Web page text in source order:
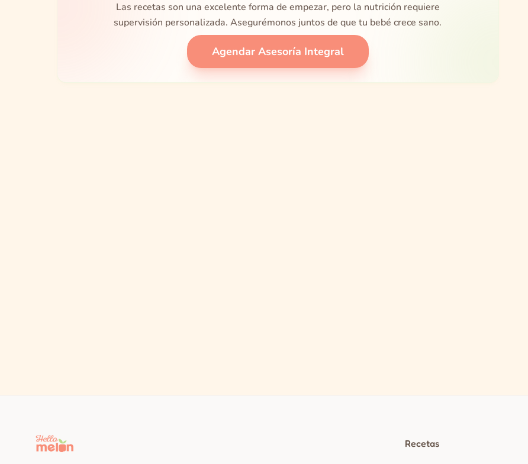
Las recetas son una excelente forma de empezar, pero la nutrición requiere
supervisión personalizada. Asegurémonos juntos de que tu bebé crece sano.
Agendar Asesoría Integral
Recetas